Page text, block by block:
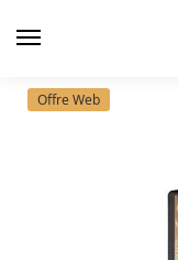
principal
Offre Web